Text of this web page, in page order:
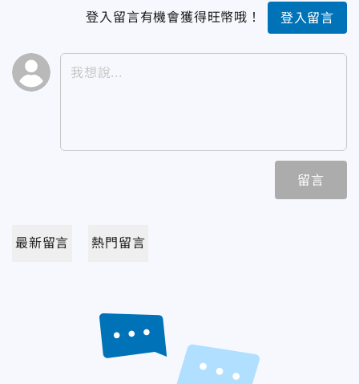
登入留言有機會獲得旺幣哦！ 登入留言
留言
最新留言 熱門留言